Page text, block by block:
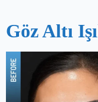
Göz Altı